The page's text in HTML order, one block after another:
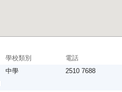
學校類別
電話
中學 2510 7688